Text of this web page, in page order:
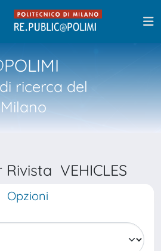
ricerca del
VEHICLES
Opzioni